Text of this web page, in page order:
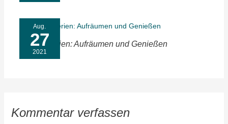
Aug.
27
2021
Sommerferien: Aufräumen und Genießen
Kommentar verfassen